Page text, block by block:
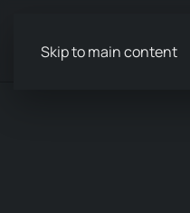
Skip to main content